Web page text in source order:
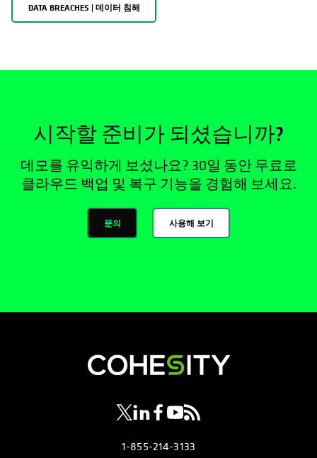
DATA BREACHES | 데이터 침해
시작할 준비가 되셨습니까?
데모를 유익하게 보셨나요? 30일 동안 무료로
클라우드 백업 및 복구 기능을 경험해 보세요.
문의 사용해 보기
opens in a new tab
opens in a new tab
opens in a new tab
opens in a new tab
opens in a new tab
1-855-214-3133